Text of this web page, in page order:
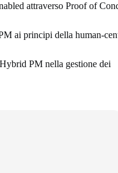
attraverso Proof of
ai principi della human-
PM nella gestione dei